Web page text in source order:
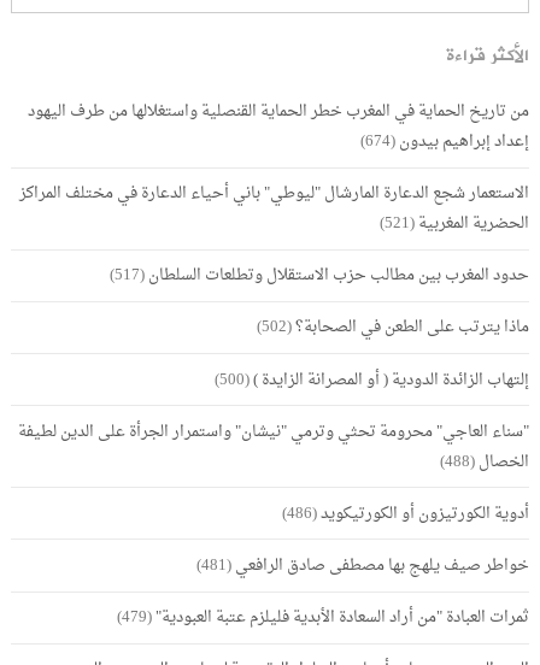
الأكثر قراءة
من تاريخ الحماية في المغرب خطر الحماية القنصلية واستغلالها من طرف اليهود
إعداد إبراهيم بيدون(674)
الاستعمار شجع الدعارة المارشال "ليوطي" باني أحياء الدعارة في مختلف المراكز
الحضرية المغربية(521)
حدود المغرب بين مطالب حزب الاستقلال وتطلعات السلطان(517)
ماذا يترتب على الطعن في الصحابة؟(502)
إلتهاب الزائدة الدودية ( أو المصرانة الزايدة )(500)
"سناء العاجي" محرومة تحثي وترمي "نيشان" واستمرار الجرأة على الدين لطيفة
الخصال(488)
أدوية الكورتيزون أو الكورتيكويد(486)
خواطر صيف يلهج بها مصطفى صادق الرافعي(481)
ثمرات العبادة "من أراد السعادة الأبدية فليلزم عتبة العبودية"(479)